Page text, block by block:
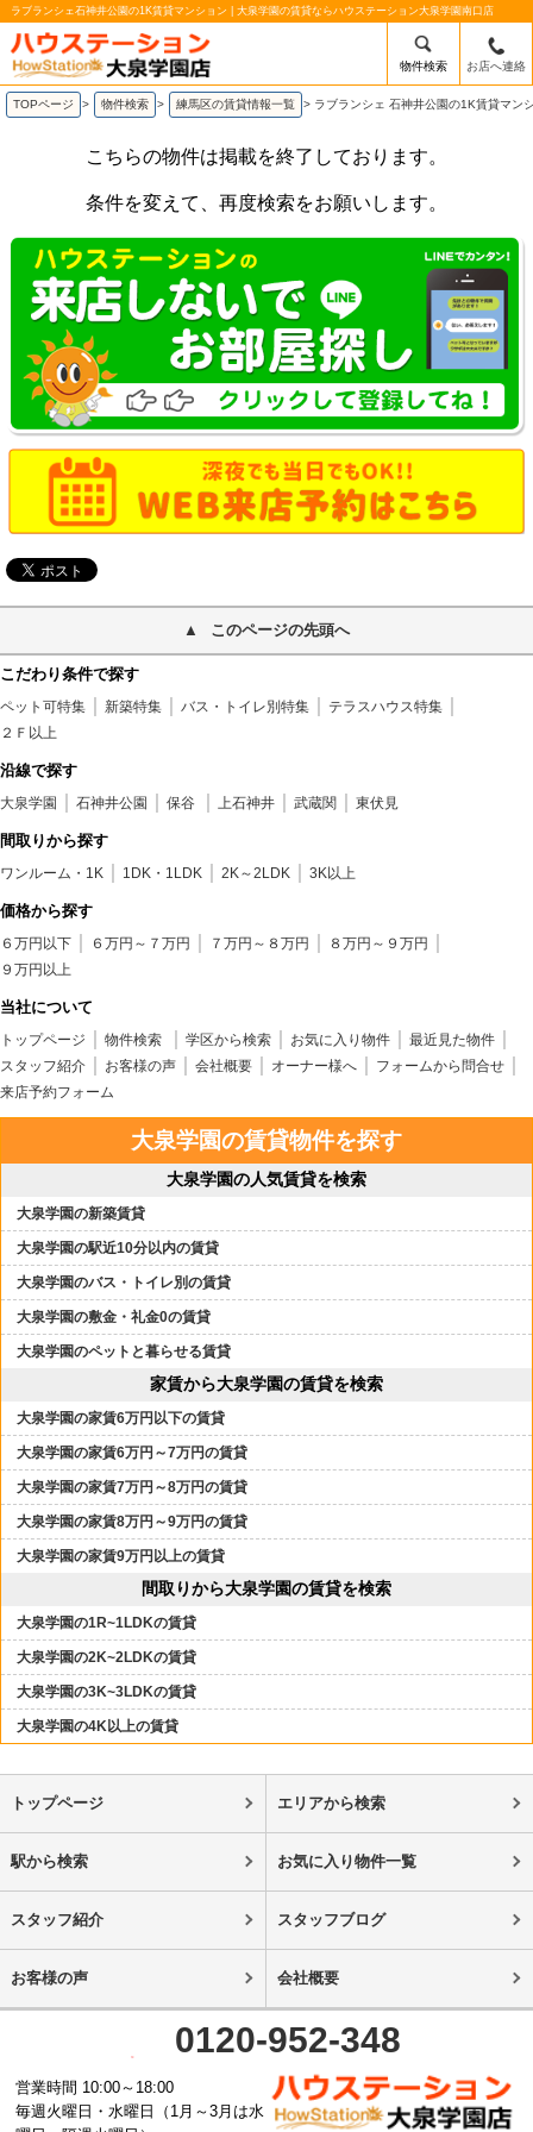
ラブランシェ石神井公園の1K賃貸マンション | 大泉学園の賃貸ならハウステーション大泉学園南口店
物件検索 お店へ連絡
TOPページ > 物件検索 > 練馬区の賃貸情報一覧 > ラブランシェ 石神井公園の1K賃貸マン
こちらの物件は掲載を終了しております。
条件を変えて、再度検索をお願いします。
このページの先頭へ
こだわり条件で探す
ペット可特集 新築特集 バス・トイレ別特集
テラスハウス特集
２Ｆ以上
沿線で探す
大泉学園 石神井公園 保谷 上石神井 武蔵関 東伏見
間取りから探す
ワンルーム・1K 1DK・1LDK 2K～2LDK 3K以上
価格から探す
６万円以下 ６万円～７万円 ７万円～８万円
８万円～９万円
９万円以上
当社について
トップページ 物件検索 学区から検索 お気に入り物件
最近見た物件
スタッフ紹介
お客様の声 会社概要 オーナー様へ
フォームから問合せ
来店予約フォーム
大泉学園の賃貸物件を探す
大泉学園の人気賃貸を検索
大泉学園の新築賃貸
大泉学園の駅近10分以内の賃貸
大泉学園のバス・トイレ別の賃貸
大泉学園の敷金・礼金0の賃貸
大泉学園のペットと暮らせる賃貸
家賃から大泉学園の賃貸を検索
大泉学園の家賃6万円以下の賃貸
大泉学園の家賃6万円～7万円の賃貸
大泉学園の家賃7万円～8万円の賃貸
大泉学園の家賃8万円～9万円の賃貸
大泉学園の家賃9万円以上の賃貸
間取りから大泉学園の賃貸を検索
大泉学園の1R~1LDKの賃貸
大泉学園の2K~2LDKの賃貸
大泉学園の3K~3LDKの賃貸
大泉学園の4K以上の賃貸
トップページ エリアから検索
駅から検索 お気に入り物件一覧
スタッフ紹介 スタッフブログ
お客様の声 会社概要
0120-952-348
営業時間 10:00～18:00
毎週火曜日・水曜日（1月～3月は水